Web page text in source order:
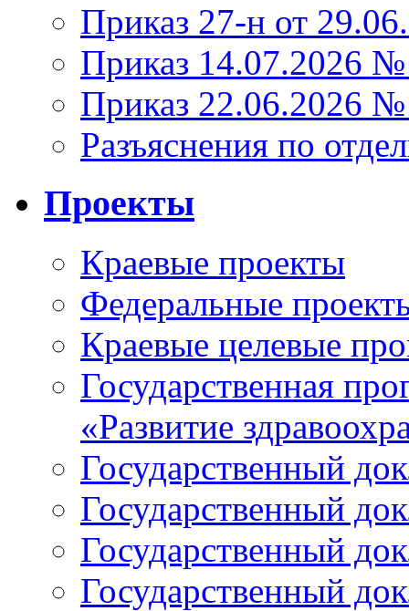
Приказ 27-н от
Приказ 14.07.2026
Приказ 22.06.2026
Разъяснения по
Проекты
Краевые проекты
Федеральные
Краевые целевые
Государственная
«Развитие
Государственный
Государственный
Государственный
Государственный